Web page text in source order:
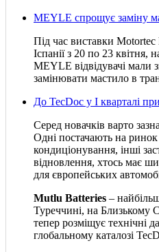
MEYLE спрощує заміну
Під час виставки Motortec
Іспанії з 20 по 23 квітня,
MEYLE відвідувачі мали
замінювати мастило в
До TecDoc у І кварталі
Серед новачків варто
Одні постачають на
кондиціонування, інші
відновлення, хтось має
для європейських
Mutlu Batteries –
Туреччині, на Близькому
тепер розміщує технічні
глобальному каталозі